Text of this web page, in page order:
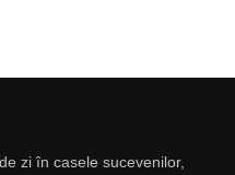
zi în casele sucevenilor,